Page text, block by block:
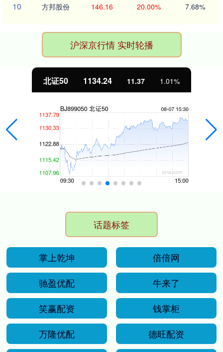
10 方邦股份 146.16 20.00% 7.68%
沪深京行情 实时轮播
北证50 1134.24 11.37 1.01%
话题标签
掌上乾坤
倍倍网
驰盈优配
牛来了
笑赢配资
钱掌柜
万隆优配
德旺配资